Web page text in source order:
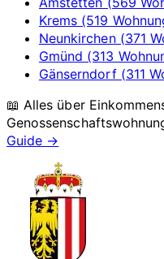
Krems (519
Neunkirchen (371
Gmünd (313
Gänserndorf (311
📖 Alles über
Guide →